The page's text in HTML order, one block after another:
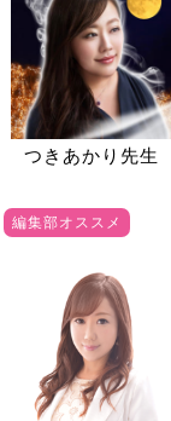
つきあかり先生
編集部オススメ